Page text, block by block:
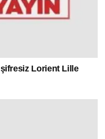
Lorient Lille